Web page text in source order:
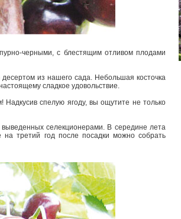
черными, с блестящим отливом плодами
из нашего сада. Небольшая косточка
сладкое удовольствие.
спелую ягоду, вы ощутите не только
селекционерами. В середине лета
третий год после посадки можно собрать